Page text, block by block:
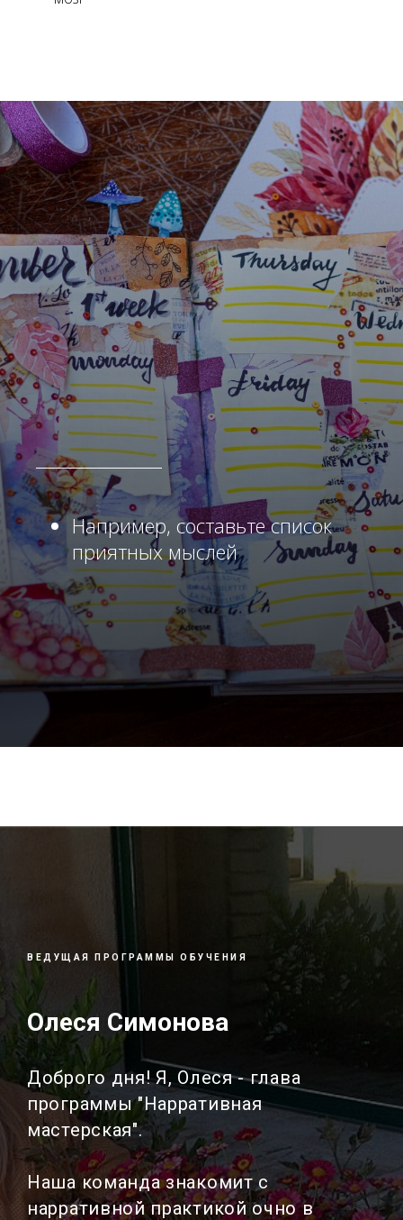
Например, составьте список
приятных мыслей
ВЕДУЩАЯ ПРОГРАММЫ ОБУЧЕНИЯ
Олеся Симонова
Доброго дня! Я, Олеся - глава
программы "Нарративная
мастерская".
Наша команда знакомит с
нарративной практикой очно в